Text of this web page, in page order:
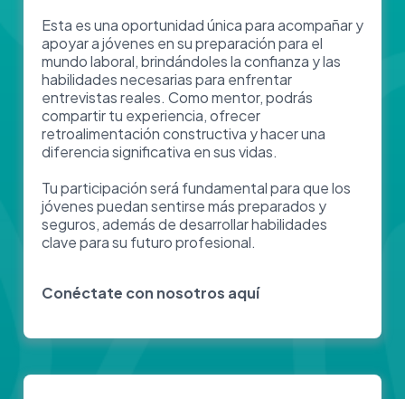
Esta es una oportunidad única para acompañar y
apoyar a jóvenes en su preparación para el
mundo laboral, brindándoles la confianza y las
habilidades necesarias para enfrentar
entrevistas reales. Como mentor, podrás
compartir tu experiencia, ofrecer
retroalimentación constructiva y hacer una
diferencia significativa en sus vidas.
Tu participación será fundamental para que los
jóvenes puedan sentirse más preparados y
seguros, además de desarrollar habilidades
clave para su futuro profesional.
Conéctate con nosotros aquí